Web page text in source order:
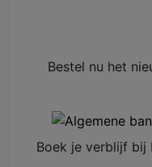
Bestel nu het
Boek je verblijf bij